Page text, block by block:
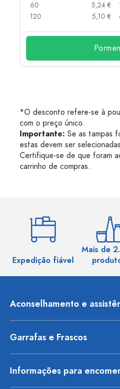
60
5,24 €
120
5,10 €
*O desconto refere-se à
com o preço único.
Importante: Se as tampas
estas devem ser
Certifique-se de que foram
carrinho de compras.
Expedição fiável
Mais de
Aconselhamento e
Garrafas e Frascos
Informações para